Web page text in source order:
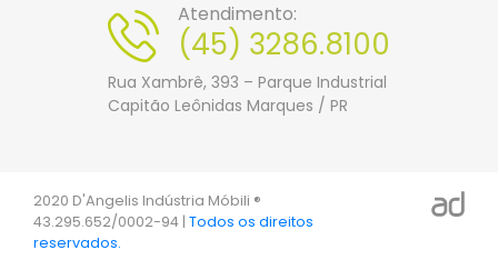
Atendimento:
(45) 3286.8100
Rua Xambrê, 393 – Parque Industrial
Capitão Leônidas Marques / PR
2020 D'Angelis Indústria Móbili ®
43.295.652/0002-94 | Todos os direitos
reservados.